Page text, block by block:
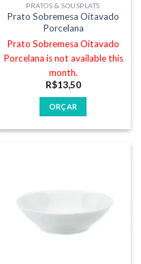
PRATOS & SOUSPLATS
Prato Sobremesa Oitavado
Porcelana
Prato Sobremesa Oitavado
Porcelana is not available this
month.
R$13,50
ORÇAR